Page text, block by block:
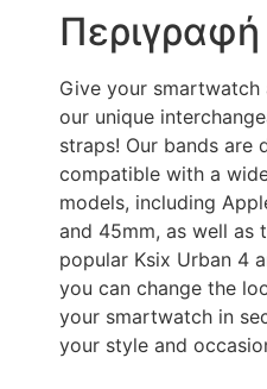
Περιγραφή
Give your
our unique
straps! Our bands are
compatible with a
models, including
and 45mm, as well as
popular Ksix Urban 4
you can change the
your smartwatch in
your style and